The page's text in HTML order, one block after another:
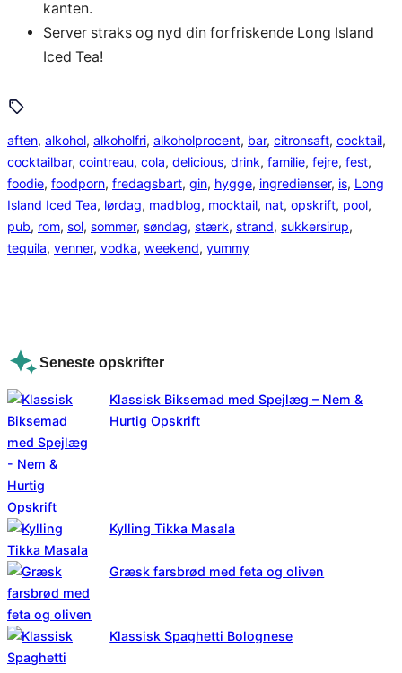
kanten.
Server straks og nyd din forfriskende Long Island
Iced Tea!
aften, alkohol, alkoholfri, alkoholprocent, bar, citronsaft, cocktail
cocktailbar, cointreau, cola, delicious, drink, familie, fejre, fest
foodie, foodporn, fredagsbart, gin, hygge, ingredienser, is, Long
Island Iced Tea, lørdag, madblog, mocktail, nat, opskrift, pool
pub, rom, sol, sommer, søndag, stærk, strand, sukkersirup
tequila, venner, vodka, weekend, yummy
Seneste opskrifter
Klassisk Biksemad med Spejlæg – Nem &
Hurtig Opskrift
Kylling Tikka Masala
Græsk farsbrød med feta og oliven
Klassisk Spaghetti Bolognese